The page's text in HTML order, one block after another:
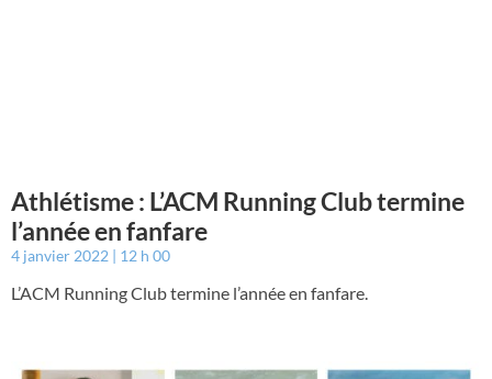
Athlétisme : L’ACM Running Club termine
l’année en fanfare
4 janvier 2022 12 h 00
L’ACM Running Club termine l’année en fanfare.